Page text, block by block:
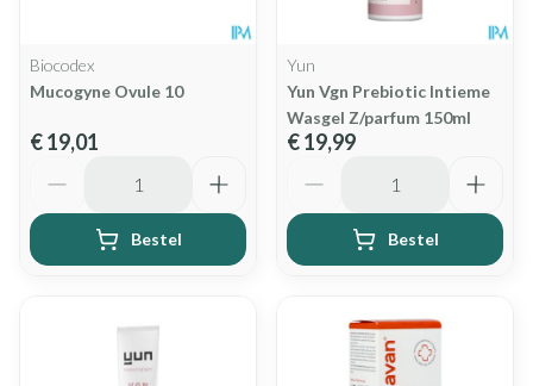
Biocodex
Mucogyne Ovule 10
€ 19,01
Bestel
Yun
Yun Vgn Prebiotic Intieme
Wasgel Z/parfum 150ml
€ 19,99
Bestel